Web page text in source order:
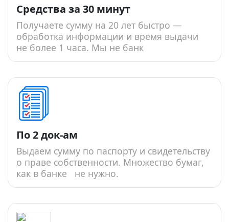
Средства за 30 минут
Получаете сумму на 20 лет быстро —
обработка информации и время выдачи
не более 1 часа. Мы не банк
По 2 док-ам
Выдаем сумму по паспорту и свидетельству
о праве собственности. Множество бумаг,
как в банке не нужно.